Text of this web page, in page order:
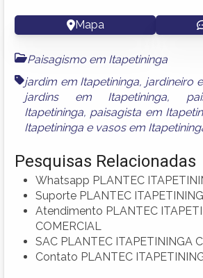
Mapa
Paisagismo em Itapetininga
jardim em Itapetininga, jardineiro
jardins em Itapetininga,
Itapetininga, paisagista em
Itapetininga e vasos em
Pesquisas Relacionadas
Whatsapp PLANTEC
Suporte PLANTEC
Atendimento PLANTEC
COMERCIAL
SAC PLANTEC ITAPETININGA
Contato PLANTEC